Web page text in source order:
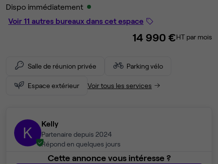
Dispo immédiatement
Voir 11 autres bureaux dans cet espace
14 990 €HT par mois
Salle de réunion privée Parking vélo
Espace extérieur Voir tous les services
K Kelly
Partenaire depuis 2024
Répond en quelques jours
Cette annonce vous intéresse ?